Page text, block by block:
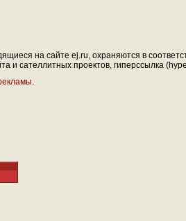
на сайте ej.ru, охраняются в
и сателлитных проектов, гиперссылка
.